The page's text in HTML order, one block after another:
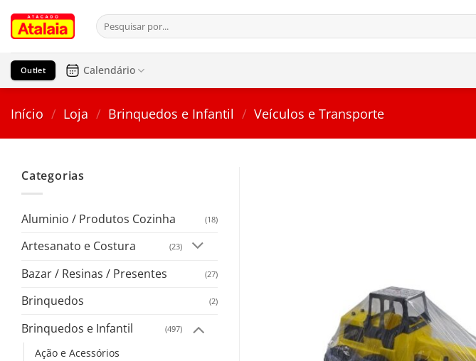
para
conteúdo
Pesquisar
por:
Outlet Calendário
Início / Loja / Brinquedos e Infantil / Veículos e Transporte
Categorias
Aluminio / Produtos Cozinha (18)
Artesanato e Costura (23)
Bazar / Resinas / Presentes (27)
Brinquedos (2)
Brinquedos e Infantil (497)
Ação e Acessórios